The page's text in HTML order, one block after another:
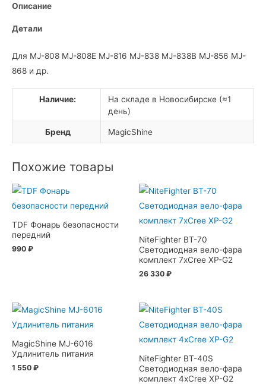
для
велофары
шлем
Описание
Детали
Для MJ-808 MJ-808E MJ-816 MJ-838 MJ-838B MJ-856 MJ-
868 и др.
Наличие:
На складе в Новосибирске (≈1
день)
Бренд MagicShine
Похожие товары
TDF Фонарь безопасности
передний
990 ₽
NiteFighter BT-70
Светодиодная вело-фара
комплект 7xCree XP-G2
26 330 ₽
MagicShine MJ-6016
Удлинитель питания
1 550 ₽
NiteFighter BT-40S
Светодиодная вело-фара
комплект 4xCree XP-G2